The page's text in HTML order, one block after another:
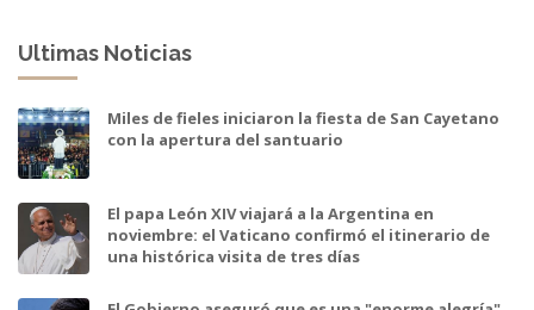
Ultimas Noticias
Miles de fieles iniciaron la fiesta de San Cayetano
con la apertura del santuario
El papa León XIV viajará a la Argentina en
noviembre: el Vaticano confirmó el itinerario de
una histórica visita de tres días